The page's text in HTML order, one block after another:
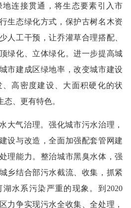
连接贯通，将生态要素引入市
生态绿化方式，保护古树名木资
人工干预，让乔灌草合理搭配、
绿化、立体绿化。进一步提高城
市建成区绿地率，改变城市建设
高密度建设、大面积硬化的状
、更有特色。
大气治理。强化城市污水治理，
设与改造，全面加强配套管网建
理能力。整治城市黑臭水体，强
乡结合部污水截流、收集，抓紧
水系污染严重的现象。到2020
力争实现污水全收集、全处理，